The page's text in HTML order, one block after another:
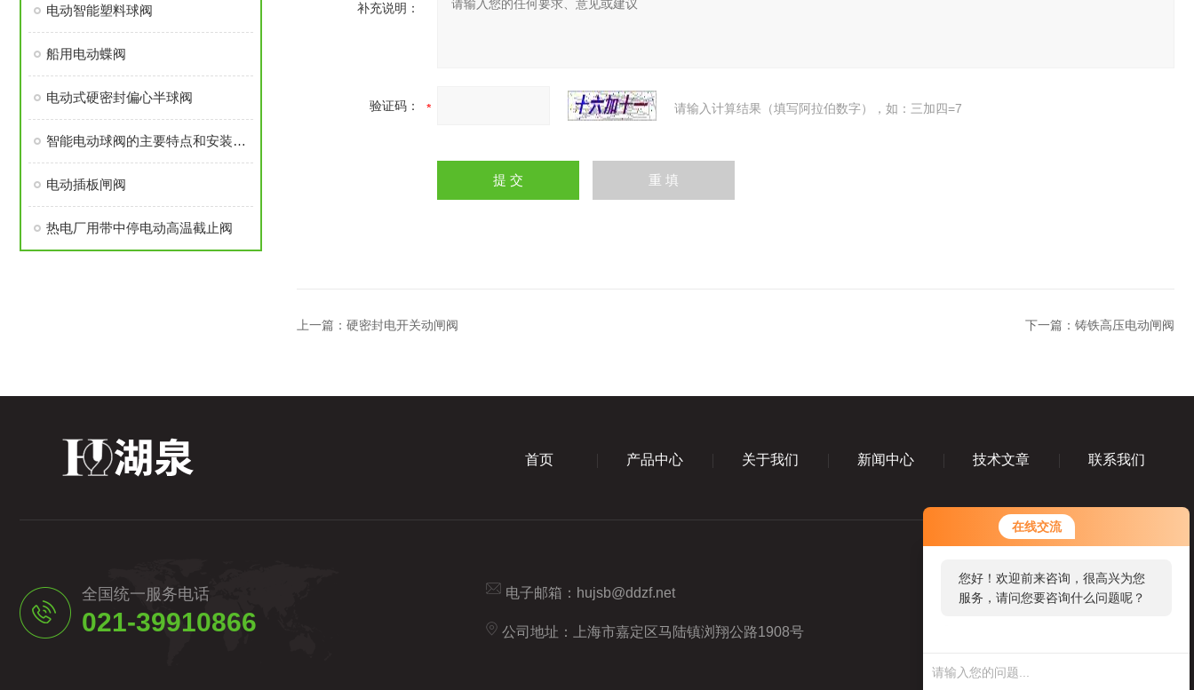
在线交流
您好！欢迎前来咨询，很高兴为您
服务，请问您要咨询什么问题呢？
您好，看您停留很久了，是否找到
了需求产品，您可以直接在线与我
电动智能塑料球阀
船用电动蝶阀
电动式硬密封偏心半球阀
智能电动球阀的主要特点和安装使用要点
电动插板闸阀
热电厂用带中停电动高温截止阀
补充说明：
验证码： 请输入计算结果（填写阿拉伯数字），如：三加四=7
上一篇： 硬密封电开关动闸阀 下一篇： 铸铁高压电动闸阀
首页 产品中心 关于我们 新闻中心 技术文章 联系我们
全国统一服务电话
021-39910866
电子邮箱： hujsb@ddzf.net
公司地址：上海市嘉定区马陆镇浏翔公路1908号